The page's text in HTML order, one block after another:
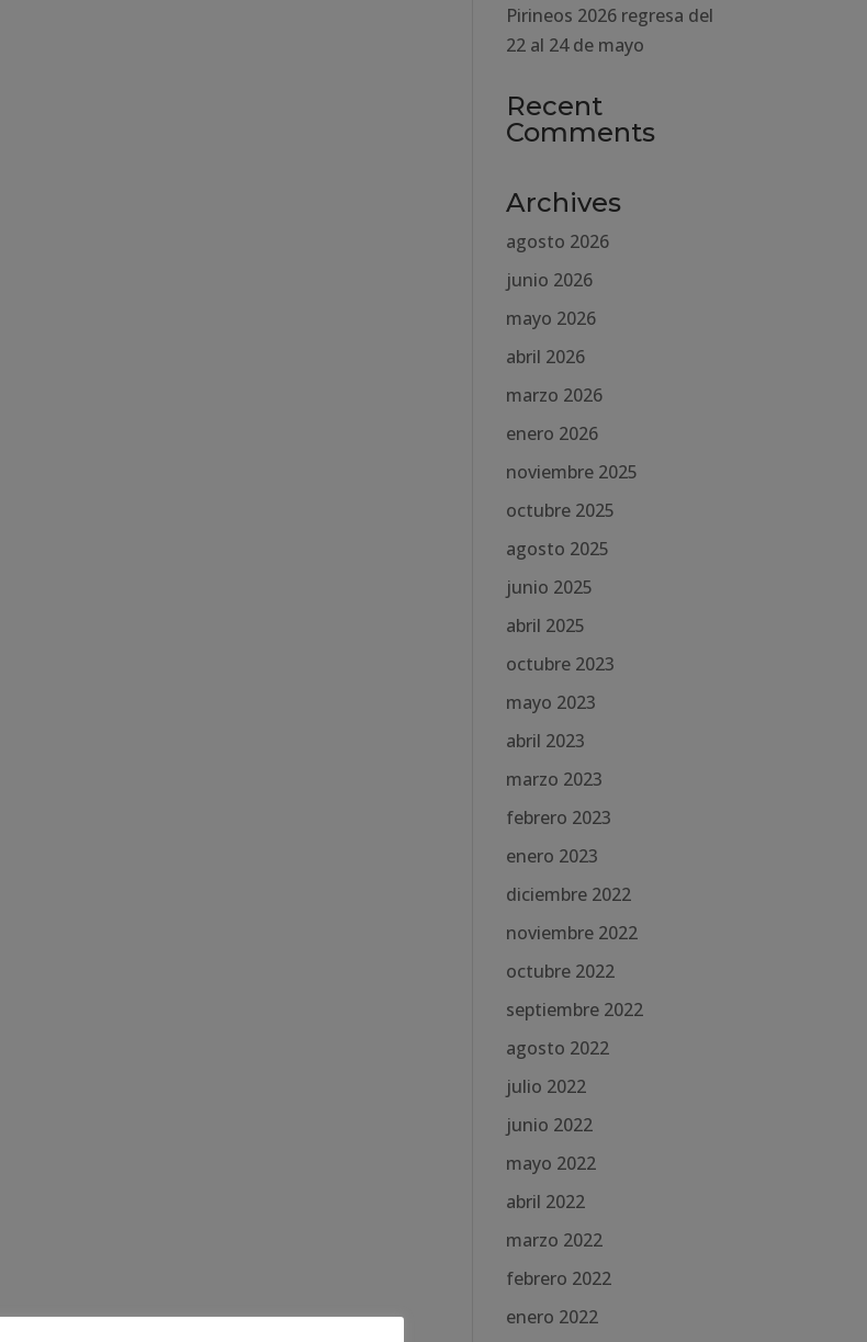
Pirineos 2026 regresa del
22 al 24 de mayo
Recent
Comments
Archives
agosto 2026
junio 2026
mayo 2026
abril 2026
marzo 2026
enero 2026
noviembre 2025
octubre 2025
agosto 2025
junio 2025
abril 2025
octubre 2023
mayo 2023
abril 2023
marzo 2023
febrero 2023
enero 2023
diciembre 2022
noviembre 2022
octubre 2022
septiembre 2022
agosto 2022
julio 2022
junio 2022
mayo 2022
abril 2022
marzo 2022
febrero 2022
enero 2022